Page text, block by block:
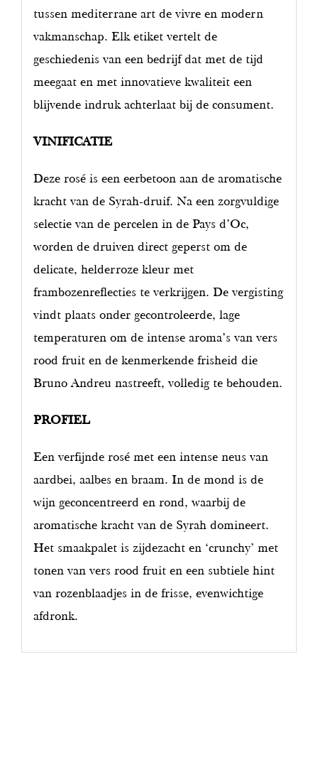
tussen mediterrane art de vivre en modern
vakmanschap. Elk etiket vertelt de
geschiedenis van een bedrijf dat met de tijd
meegaat en met innovatieve kwaliteit een
blijvende indruk achterlaat bij de consument.
VINIFICATIE
Deze rosé is een eerbetoon aan de aromatische
kracht van de Syrah-druif. Na een zorgvuldige
selectie van de percelen in de Pays d’Oc,
worden de druiven direct geperst om de
delicate, helderroze kleur met
frambozenreflecties te verkrijgen. De vergisting
vindt plaats onder gecontroleerde, lage
temperaturen om de intense aroma’s van vers
rood fruit en de kenmerkende frisheid die
Bruno Andreu nastreeft, volledig te behouden.
PROFIEL
Een verfijnde rosé met een intense neus van
aardbei, aalbes en braam. In de mond is de
wijn geconcentreerd en rond, waarbij de
aromatische kracht van de Syrah domineert.
Het smaakpalet is zijdezacht en ‘crunchy’ met
tonen van vers rood fruit en een subtiele hint
van rozenblaadjes in de frisse, evenwichtige
afdronk.